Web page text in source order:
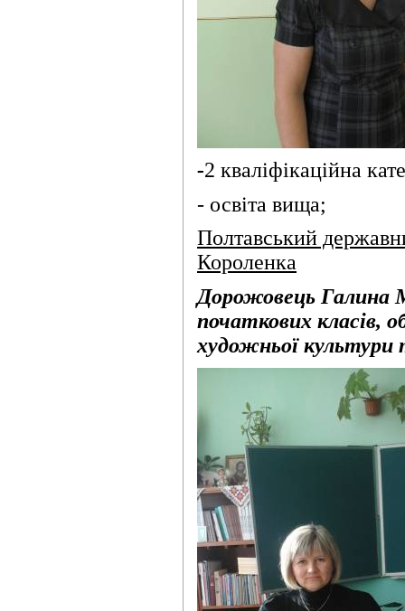
-2 кваліфікаційна
- освіта вища;
Полтавський
Короленка
Дорожовець Галина
початкових класів,
художньої